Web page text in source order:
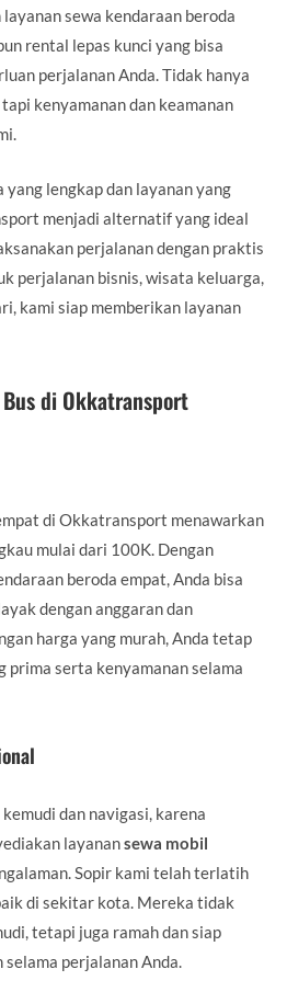
sewa kendaraan beroda
rental lepas kunci yang bisa
perjalanan Anda. Tidak hanya
kenyamanan dan keamanan
lengkap dan layanan yang
menjadi alternatif yang ideal
perjalanan dengan praktis
perjalanan bisnis, wisata keluarga,
kami siap memberikan layanan
di Okkatransport
di Okkatransport menawarkan
mulai dari 100K. Dengan
beroda empat, Anda bisa
dengan anggaran dan
harga yang murah, Anda tetap
prima serta kenyamanan selama
dan navigasi, karena
layanansewa mobil
Sopir kami telah terlatih
di sekitar kota. Mereka tidak
tetapi juga ramah dan siap
perjalanan Anda.